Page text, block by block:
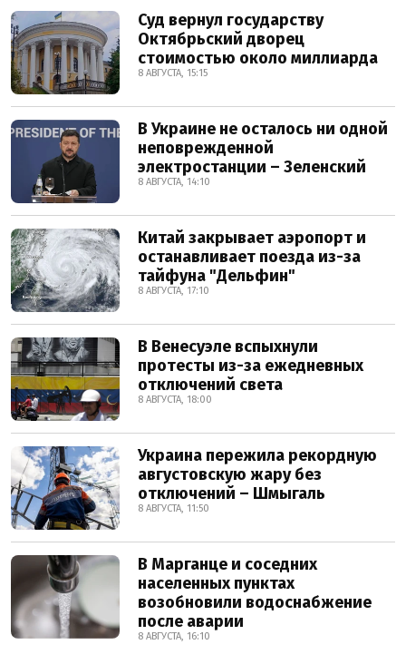
Суд вернул государству
Октябрьский дворец
стоимостью около миллиарда
8 АВГУСТА, 15:15
В Украине не осталось ни одной
неповрежденной
электростанции – Зеленский
8 АВГУСТА, 14:10
Китай закрывает аэропорт и
останавливает поезда из-за
тайфуна "Дельфин"
8 АВГУСТА, 17:10
В Венесуэле вспыхнули
протесты из-за ежедневных
отключений света
8 АВГУСТА, 18:00
Украина пережила рекордную
августовскую жару без
отключений – Шмыгаль
8 АВГУСТА, 11:50
В Марганце и соседних
населенных пунктах
возобновили водоснабжение
после аварии
8 АВГУСТА, 16:10